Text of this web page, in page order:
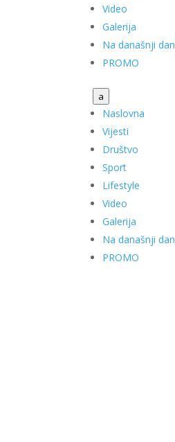
Video
Galerija
Na današnji dan
PROMO
a
Naslovna
Vijesti
Društvo
Sport
Lifestyle
Video
Galerija
Na današnji dan
PROMO